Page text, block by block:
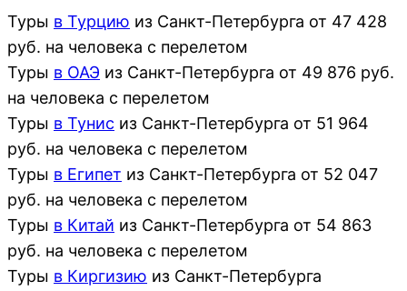
Туры в Турцию из Санкт-Петербурга от 47 428
руб. на человека с перелетом
Туры в ОАЭ из Санкт-Петербурга от 49 876 руб.
на человека с перелетом
Туры в Тунис из Санкт-Петербурга от 51 964
руб. на человека с перелетом
Туры в Египет из Санкт-Петербурга от 52 047
руб. на человека с перелетом
Туры в Китай из Санкт-Петербурга от 54 863
руб. на человека с перелетом
Туры в Киргизию из Санкт-Петербурга